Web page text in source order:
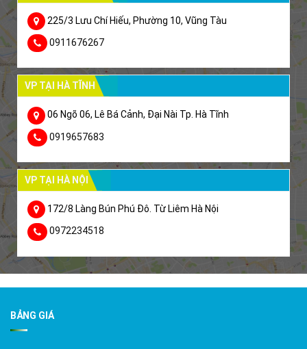
225/3 Lưu Chí Hiếu, Phường 10, Vũng Tàu
0911676267
VP TẠI HÀ TĨNH
06 Ngõ 06, Lê Bá Cảnh, Đại Nài Tp. Hà Tĩnh
0919657683
VP TẠI HÀ NỘI
172/8 Làng Bún Phú Đô. Từ Liêm Hà Nội
0972234518
BẢNG GIÁ